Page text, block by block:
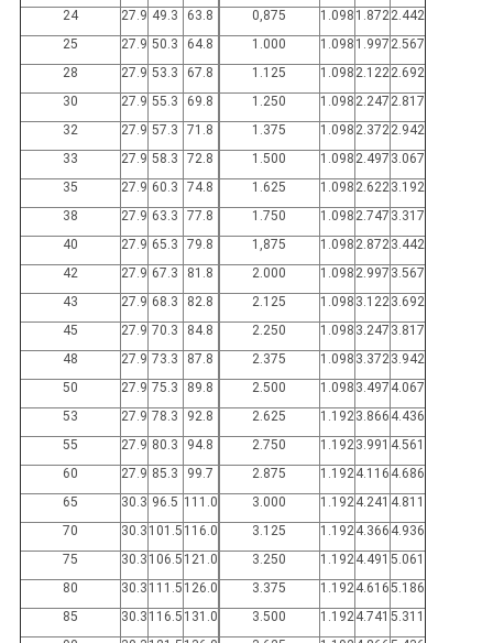
24
27.9 49.3 63.8 0,875 1.098 1.8722.442
25
27.9 50.3 64.8 1.000 1.098 1.997 2.567
28
27.9 53.3 67.8 1.125 1.098 2.1222.692
30
27.9 55.3 69.8 1.250 1.098 2.247 2.817
32
27.9 57.3 71.8 1.375 1.098 2.3722.942
33
27.9 58.3 72.8 1.500 1.098 2.497 3.067
35
27.9 60.3 74.8 1.625 1.098 2.6223.192
38
27.9 63.3 77.8 1.750 1.098 2.747 3.317
40
27.9 65.3 79.8 1,875 1.098 2.8723.442
42
27.9 67.3 81.8 2.000 1.098 2.997 3.567
43
27.9 68.3 82.8 2.125 1.098 3.1223.692
45
27.9 70.3 84.8 2.250 1.098 3.247 3.817
48
27.9 73.3 87.8 2.375 1.098 3.3723.942
50
27.9 75.3 89.8 2.500 1.098 3.497 4.067
53
27.9 78.3 92.8 2.625 1.1923.866 4.436
55
27.9 80.3 94.8 2.750 1.1923.991 4.561
60
27.9 85.3 99.7 2.875 1.1924.116 4.686
65
30.3 96.5 111.0 3.000 1.1924.241 4.811
70
30.3 101.5 116.0 3.125 1.1924.366 4.936
75
30.3 106.5 121.0 3.250 1.1924.491 5.061
80
30.3 111.5 126.0 3.375 1.1924.6165.186
85
30.3 116.5 131.0 3.500 1.1924.741 5.311